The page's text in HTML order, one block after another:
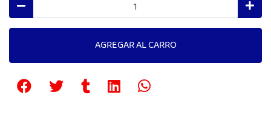
AGREGAR AL CARRO